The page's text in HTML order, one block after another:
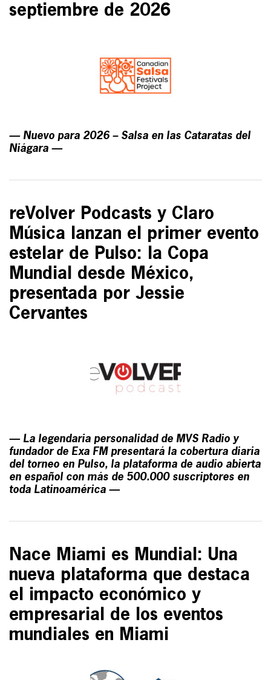
septiembre de 2026
— Nuevo para 2026 – Salsa en las Cataratas del
Niágara —
reVolver Podcasts y Claro
Música lanzan el primer evento
estelar de Pulso: la Copa
Mundial desde México,
presentada por Jessie
Cervantes
— La legendaria personalidad de MVS Radio y
fundador de Exa FM presentará la cobertura diaria
del torneo en Pulso, la plataforma de audio abierta
en español con más de 500.000 suscriptores en
toda Latinoamérica —
Nace Miami es Mundial: Una
nueva plataforma que destaca
el impacto económico y
empresarial de los eventos
mundiales en Miami